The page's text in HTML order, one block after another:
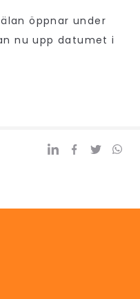
öppnar under
nu upp datumet i